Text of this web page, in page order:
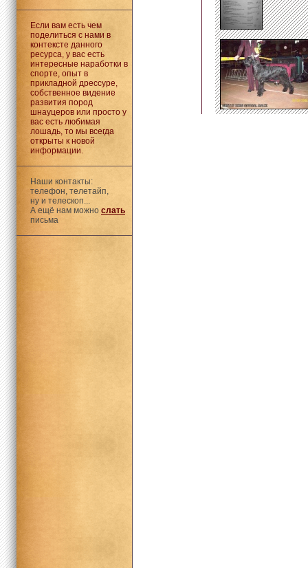
Если вам есть чем
поделиться с нами в
контексте данного
ресурса, у вас есть
интересные наработки в
спорте, опыт в
прикладной дрессуре,
собственное видение
развития пород
шнауцеров или просто у
вас есть любимая
лошадь, то мы всегда
открыты к новой
информации.
Наши контакты:
телефон, телетайп,
ну и телескоп...
А ещё нам можно слать
письма